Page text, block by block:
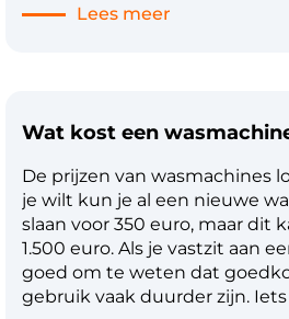
een wasmachine echter wel
echter zijn er maar weinig
worden – die die grens
Lees meer
Wat kost een
De prijzen van wasmachines
je wilt kun je al een nieuwe
slaan voor 350 euro, maar dit
1.500 euro. Als je vastzit aan
goed om te weten dat
gebruik vaak duurder zijn.